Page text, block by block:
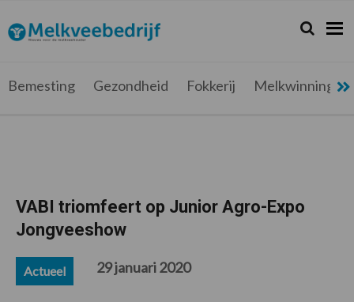
de
hoofdnavigatie
de
hoofd
de
eerste
de
voettekst
Melkveebedrijf.be
Nieuws
melkveehouder
Zoeken...
Zoek
Bemesting Gezondheid Fokkerij Melkwinning
VABI triomfeert op Junior Agro-Expo
Jongveeshow
Actueel 29 januari 2020